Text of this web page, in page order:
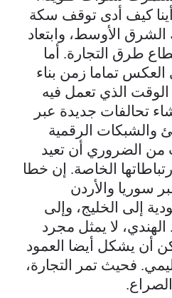
كيف أدى توقف سكة
الأوسط، وابتعاد
طرق التجارة. أما
تماما زمن بناء
الوقت الذي تعمل فيه
تحالفات جديدة عبر
والشبكات الرقمية
من الضروري أن تعيد
الخاصة. إن خطا
سوريا والأردن
إلى الخليج، وإلى
لا يمثل مجرد
أن يشكل أيضا العمود
فحيث تمر التجارة،
الصراع.